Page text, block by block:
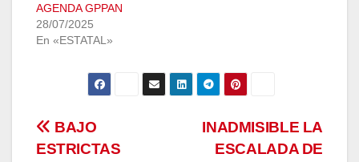
AGENDA GPPAN
28/07/2025
En «ESTATAL»
Navegación
INADMISIBLE LA
ESCALADA DE
BAJO
ESTRICTAS